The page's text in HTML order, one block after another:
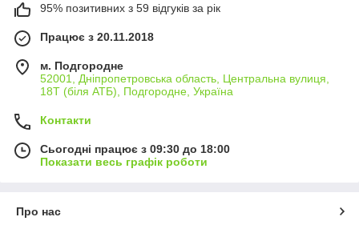
95% позитивних з 59 відгуків за рік
Працює з 20.11.2018
м. Подгородне
52001, Дніпропетровська область, Центральна вулиця,
18Т (біля АТБ), Подгородне, Україна
Контакти
Сьогодні працює з 09:30 до 18:00
Показати весь графік роботи
Про нас